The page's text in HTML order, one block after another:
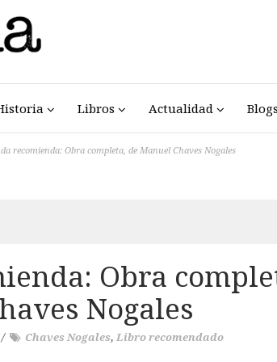
Libros Actualidad Blogs
recomienda: Obra completa, de Manuel Chaves Nogales
Obra
Nogales
Chaves Nogales, Libro recomendado